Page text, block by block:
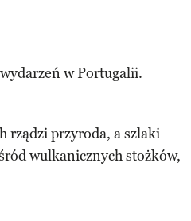
w Portugalii.
rządzi przyroda, a szlaki
wulkanicznych stożków,